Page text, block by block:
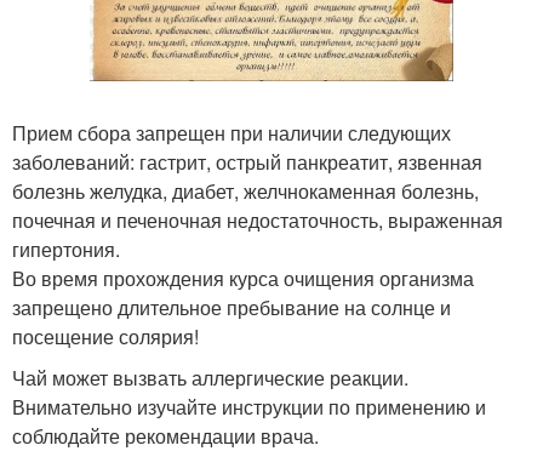
Прием сбора запрещен при наличии следующих
заболеваний: гастрит, острый панкреатит, язвенная
болезнь желудка, диабет, желчнокаменная болезнь,
почечная и печеночная недостаточность, выраженная
гипертония.
Во время прохождения курса очищения организма
запрещено длительное пребывание на солнце и
посещение солярия!
Чай может вызвать аллергические реакции.
Внимательно изучайте инструкции по применению и
соблюдайте рекомендации врача.